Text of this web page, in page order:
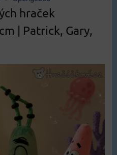
hraček
| Patrick, Gary,